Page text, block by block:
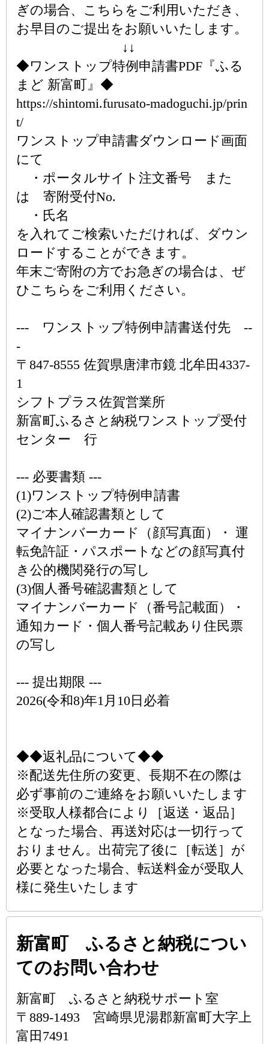
ぎの場合、こちらをご利用いただき、
お早目のご提出をお願いいたします。
↓↓
◆ワンストップ特例申請書PDF『ふる
まど 新富町』◆
https://shintomi.furusato-madoguchi.jp/prin
t/
ワンストップ申請書ダウンロード画面
にて
・ポータルサイト注文番号 また
は 寄附受付No.
・氏名
を入れてご検索いただければ、ダウン
ロードすることができます。
年末ご寄附の方でお急ぎの場合は、ぜ
ひこちらをご利用ください。
--- ワンストップ特例申請書送付先 --
-
〒847-8555 佐賀県唐津市鏡 北牟田4337-
1
シフトプラス佐賀営業所
新富町ふるさと納税ワンストップ受付
センター 行
--- 必要書類 ---
(1)ワンストップ特例申請書
(2)ご本人確認書類として
マイナンバーカード（顔写真面）・ 運
転免許証・パスポートなどの顔写真付
き公的機関発行の写し
(3)個人番号確認書類として
マイナンバーカード（番号記載面）・
通知カード・個人番号記載あり住民票
の写し
--- 提出期限 ---
2026(令和8)年1月10日必着
◆◆返礼品について◆◆
※配送先住所の変更、長期不在の際は
必ず事前のご連絡をお願いいたします
※受取人様都合により［返送・返品］
となった場合、再送対応は一切行って
おりません。出荷完了後に［転送］が
必要となった場合、転送料金が受取人
様に発生いたします
新富町 ふるさと納税につい
てのお問い合わせ
新富町 ふるさと納税サポート室
〒889-1493 宮崎県児湯郡新富町大字上
富田7491